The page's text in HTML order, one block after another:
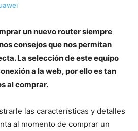
un nuevo router siempre
consejos que nos permitan
La selección de este equipo
a la web, por ello es tan
al comprar.
las características y detalles
al momento de comprar un